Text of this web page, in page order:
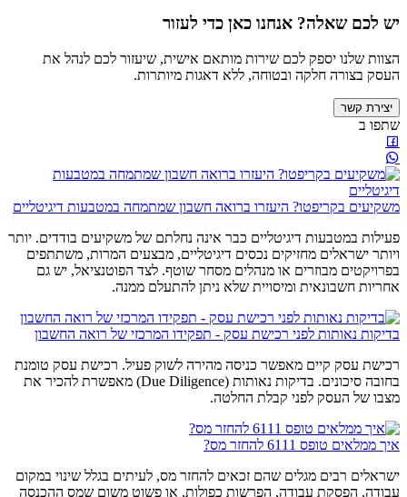
יש לכם שאלה? אנחנו כאן כדי לעזור
הצוות שלנו יספק לכם שירות מותאם אישית, שיעזור לכם לנהל את
העסק בצורה חלקה ובטוחה, ללא דאגות מיותרות.
יצירת קשר
שתפו ב
משקיעים בקריפטו? היעזרו ברואה חשבון שמתמחה במטבעות דיגיטליים
פעילות במטבעות דיגיטליים כבר אינה נחלתם של משקיעים בודדים. יותר
ויותר ישראלים מחזיקים נכסים דיגיטליים, מבצעים המרות, משתתפים
בפרויקטים מבוזרים או מנהלים מסחר שוטף. לצד הפוטנציאל, יש גם
אחריות חשבונאית ומיסויית שלא ניתן להתעלם ממנה.
בדיקות נאותות לפני רכישת עסק - תפקידו המרכזי של רואה החשבון
רכישת עסק קיים מאפשר כניסה מהירה לשוק פעיל. רכישת עסק טומנת
בחובה סיכונים. בדיקות נאותות (Due Diligence) מאפשרת להכיר את
מצבו של העסק לפני קבלת החלטה.
איך ממלאים טופס 6111 להחזר מס?
ישראלים רבים מגלים שהם זכאים להחזר מס, לעיתים בגלל שינוי במקום
עבודה, הפסקת עבודה, הפרשות כפולות, או פשוט משום שמס ההכנסה